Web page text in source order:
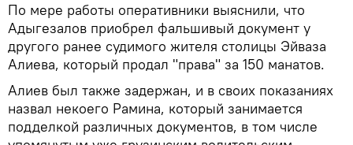
По мере работы оперативники выяснили, что
Адыгезалов приобрел фальшивый документ у
другого ранее судимого жителя столицы Эйваза
Алиева, который продал "права" за 150 манатов.
Алиев был также задержан, и в своих показаниях
назвал некоего Рамина, который занимается
подделкой различных документов, в том числе